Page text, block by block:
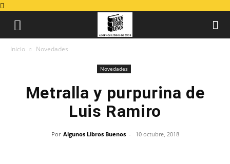
Inicio Novedades
Novedades
Metralla y purpurina de
Luis Ramiro
Por Algunos Libros Buenos - 10 octubre, 2018